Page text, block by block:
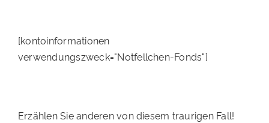
[kontoinformationen
verwendungszweck="Notfellchen-Fonds"]
Erzählen Sie anderen von diesem traurigen Fall!